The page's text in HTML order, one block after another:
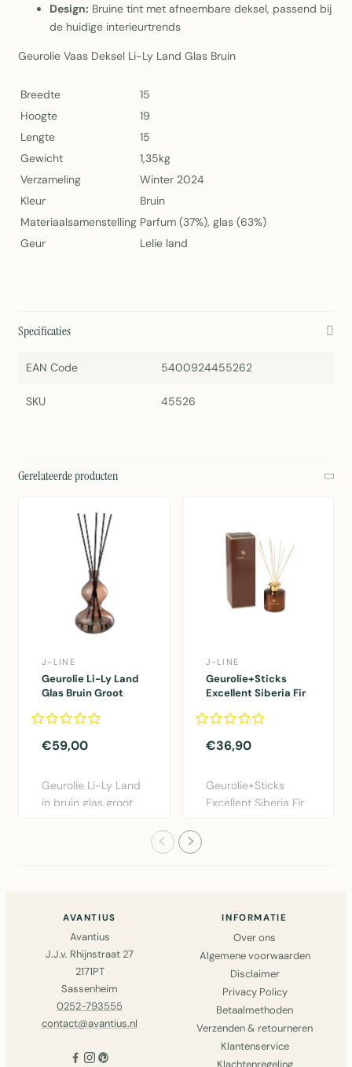
Design: Bruine tint met afneembare deksel, passend bij
de huidige interieurtrends
Geurolie Vaas Deksel Li-Ly Land Glas Bruin
Breedte
15
Hoogte
19
Lengte
15
Gewicht
1,35kg
Verzameling
Winter 2024
Kleur
Bruin
Materiaalsamenstelling Parfum (37%), glas (63%)
Geur
Lelie land
Specificaties
EAN Code 5400924455262
SKU 45526
Gerelateerde producten
J-LINE
Geurolie Li-Ly Land
Glas Bruin Groot
€59,00
Geurolie Li-Ly Land
in bruin glas groot
J-LINE
Geurolie+Sticks
Excellent Siberia Fir
€36,90
Geurolie+Sticks
Excellent Siberia Fir
AVANTIUS
Avantius
J.J.v. Rhijnstraat 27
2171PT
Sassenheim
0252-793555
contact@avantius.nl
INFORMATIE
Over ons
Algemene voorwaarden
Disclaimer
Privacy Policy
Betaalmethoden
Verzenden & retourneren
Klantenservice
Klachtenregeling